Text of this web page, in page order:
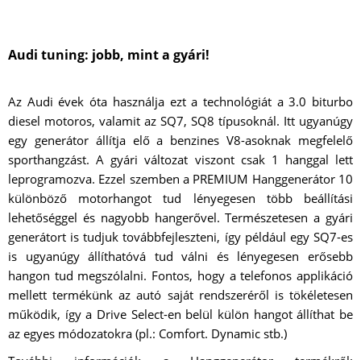
Audi tuning: jobb, mint a gyári!
Az Audi évek óta használja ezt a technológiát a 3.0 biturbo
diesel motoros, valamit az SQ7, SQ8 típusoknál. Itt ugyanúgy
egy generátor állítja elő a benzines V8-asoknak megfelelő
sporthangzást. A gyári változat viszont csak 1 hanggal lett
leprogramozva. Ezzel szemben a PREMIUM Hanggenerátor 10
különböző motorhangot tud lényegesen több beállítási
lehetőséggel és nagyobb hangerővel. Természetesen a gyári
generátort is tudjuk továbbfejleszteni, így például egy SQ7-es
is ugyanúgy állíthatóvá tud válni és lényegesen erősebb
hangon tud megszólalni. Fontos, hogy a telefonos applikáció
mellett termékünk az autó saját rendszeréről is tökéletesen
működik, így a Drive Select-en belül külön hangot állíthat be
az egyes módozatokra (pl.: Comfort. Dynamic stb.)